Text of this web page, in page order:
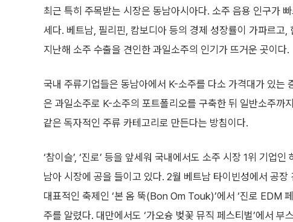
최근 특히 주목받는 시장은 동남아시아다. 소주 음용 인구가
세다. 베트남, 필리핀, 캄보디아 등의 경제 성장률이 가파르고
지난해 소주 수출을 견인한 과일소주의 인기가 뜨거운 곳이다.
국내 주류기업들은 동남아에서 K-소주를 다소 가격대가 있는
은 과일소주로 K-소주의 포트폴리오를 구축한 뒤 일반소주까
같은 독자적인 주류 카테고리로 만든다는 방침이다.
‘참이슬’, ‘진로’ 등을 앞세워 국내에서도 소주 시장 1위 기업
남아 시장에 공을 들이고 있다. 2월 베트남 타이빈성에서 공
대표적인 축제인 ‘본 옴 뚝(Bon Om Touk)’에서 ‘진로 EDM
주를 알렸다. 대만에서도 ‘가오슝 벚꽃 뮤직 페스티벌’에서